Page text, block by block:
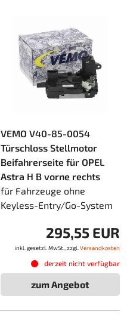
VEMO V40-85-0054
Türschloss Stellmotor
Beifahrerseite für OPEL
Astra H B vorne rechts
für Fahrzeuge ohne
Keyless-Entry/Go-System
295,55 EUR
inkl. gesetzl. MwSt., zzgl. Versandkosten
derzeit nicht verfügbar
zum Angebot